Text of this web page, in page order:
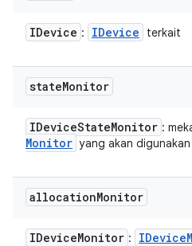
IDevice : IDevice terkait
stateMonitor
IDeviceStateMonitor :
Monitor yang akan digunakan
allocationMonitor
IDeviceMonitor : IDevice